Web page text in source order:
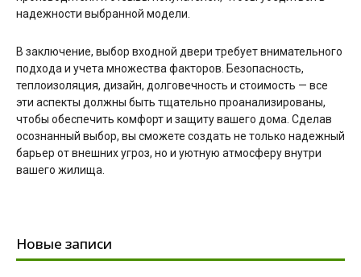
надежности выбранной модели.
В заключение, выбор входной двери требует внимательного
подхода и учета множества факторов. Безопасность,
теплоизоляция, дизайн, долговечность и стоимость — все
эти аспекты должны быть тщательно проанализированы,
чтобы обеспечить комфорт и защиту вашего дома. Сделав
осознанный выбор, вы сможете создать не только надежный
барьер от внешних угроз, но и уютную атмосферу внутри
вашего жилища.
Новые записи